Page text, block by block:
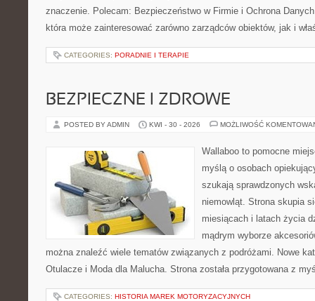
znaczenie. Polecam: Bezpieczeństwo w Firmie i Ochrona
która może zainteresować zarówno zarządców obiektów, jak i
CATEGORIES: PORADNIE I TERAPIE
BEZPIECZNE I ZDROWE
POSTED BY ADMIN KWI - 30 - 2026 MOŻLIWOŚĆ
Wallaboo to pomocne
myślą o osobach
szukają sprawdzonych
niemowląt. Strona skupia
miesiącach i latach życia
mądrym wyborze
można znaleźć wiele tematów związanych z podróżami. Nowe
Otulacze i Moda dla Malucha. Strona została przygotowana z
CATEGORIES: HISTORIA MAREK MOTORYZACYJNYCH